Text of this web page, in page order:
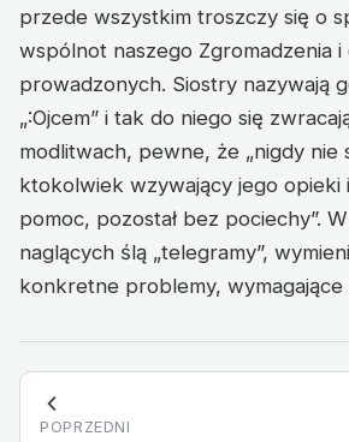
przede wszystkim troszczy się o
wspólnot naszego Zgromadzenia i
prowadzonych. Siostry nazywają
„:Ojcem” i tak do niego się
modlitwach, pewne, że „nigdy nie
ktokolwiek wzywający jego opieki i
pomoc, pozostał bez pociechy”.
naglących ślą „telegramy”,
konkretne problemy, wymagające
POPRZEDNI